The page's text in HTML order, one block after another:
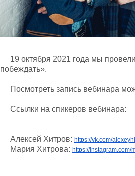
19 октября 2021 года мы провели
побеждать».
Посмотреть запись вебинара
Ссылки на спикеров вебинара:
Алексей Хитров: https://vk.com/
Мария Хитрова: https://instagram.com/